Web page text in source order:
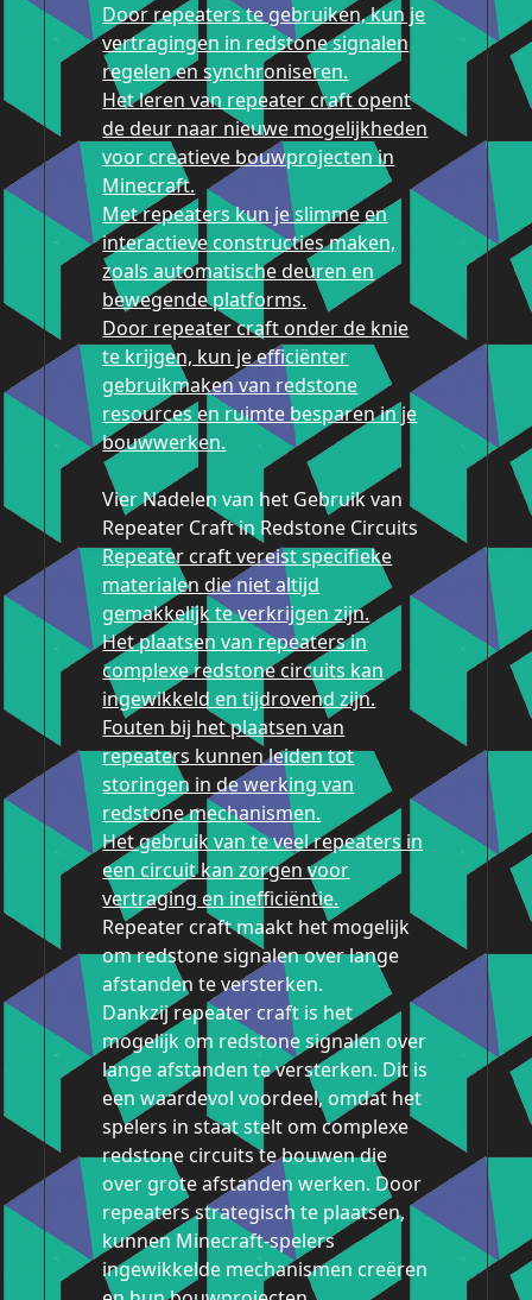
Door repeaters te gebruiken, kun je
vertragingen in redstone signalen
regelen en synchroniseren.
Het leren van repeater craft opent
de deur naar nieuwe mogelijkheden
voor creatieve bouwprojecten in
Minecraft.
Met repeaters kun je slimme en
interactieve constructies maken,
zoals automatische deuren en
bewegende platforms.
Door repeater craft onder de knie
te krijgen, kun je efficiënter
gebruikmaken van redstone
resources en ruimte besparen in je
bouwwerken.
Vier Nadelen van het Gebruik van
Repeater Craft in Redstone Circuits
Repeater craft vereist specifieke
materialen die niet altijd
gemakkelijk te verkrijgen zijn.
Het plaatsen van repeaters in
complexe redstone circuits kan
ingewikkeld en tijdrovend zijn.
Fouten bij het plaatsen van
repeaters kunnen leiden tot
storingen in de werking van
redstone mechanismen.
Het gebruik van te veel repeaters in
een circuit kan zorgen voor
vertraging en inefficiëntie.
Repeater craft maakt het mogelijk
om redstone signalen over lange
afstanden te versterken.
Dankzij repeater craft is het
mogelijk om redstone signalen over
lange afstanden te versterken. Dit is
een waardevol voordeel, omdat het
spelers in staat stelt om complexe
redstone circuits te bouwen die
over grote afstanden werken. Door
repeaters strategisch te plaatsen,
kunnen Minecraft-spelers
ingewikkelde mechanismen creëren